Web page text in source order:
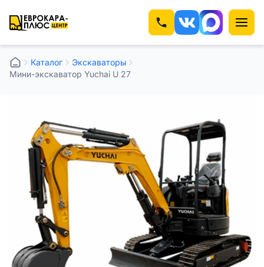
Каталог
Экскаваторы
Мини-экскаватор Yuchai U 27